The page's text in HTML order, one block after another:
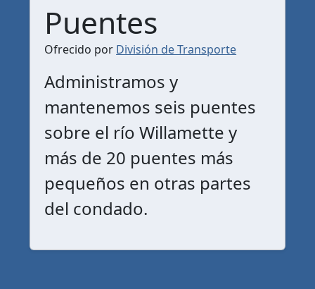
Puentes
Ofrecido por División de Transporte
Administramos y
mantenemos seis puentes
sobre el río Willamette y
más de 20 puentes más
pequeños en otras partes
del condado.